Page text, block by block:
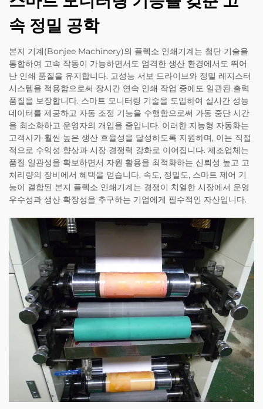
속 정밀 공학
본지 기계(Bonjee Machinery)의 플렉소 인쇄기계는 첨단 기술을
통합하여 고속 작동이 가능하면서도 엄격한 생산 환경에서도 뛰어
난 인쇄 품질을 유지합니다. 고성능 서보 드라이브와 정밀 레지스터
시스템을 적용함으로써 장시간 연속 인쇄 작업 중에도 일관된 출력
품질을 보장합니다. 스마트 모니터링 기술을 도입하여 실시간 성능
데이터를 제공하고 자동 조정 기능을 수행함으로써 가동 중단 시간
을 최소화하고 운영자의 개입을 줄입니다. 이러한 지능형 자동화는
고객사가 훨씬 높은 생산 효율성을 달성하도록 지원하며, 이는 직접
적으로 수익성 향상과 시장 경쟁력 강화로 이어집니다. 제조업체는
품질 일관성을 확보하면서 자원 활용을 최적화하는 신뢰성 높고 고
처리량의 장비에서 혜택을 얻습니다. 속도, 정밀도, 스마트 제어 기
능이 결합된 본지 플렉소 인쇄기계는 경쟁이 치열한 시장에서 운영
우수성과 생산 확장성을 추구하는 기업에게 필수적인 자산입니다.